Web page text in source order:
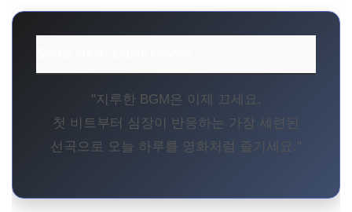
"지루한 BGM은 이제 끄세요.
첫 비트부터 심장이 반응하는 가장 세련된
선곡으로 오늘 하루를 영화처럼 즐기세요."